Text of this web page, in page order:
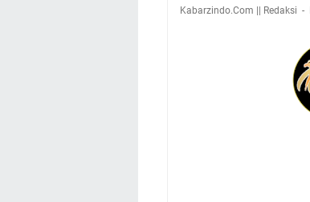
Kabarzindo.Com || Redaksi